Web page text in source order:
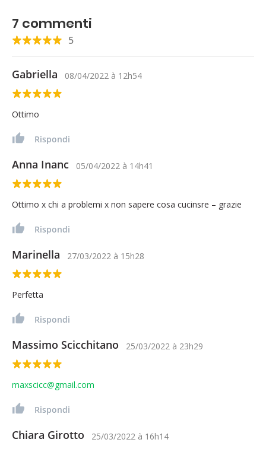
7 commenti
5
Gabriella 08/04/2022 à 12h54
Ottimo
Rispondi
Anna Inanc 05/04/2022 à 14h41
Ottimo x chi a problemi x non sapere cosa cucinsre – grazie
Rispondi
Marinella 27/03/2022 à 15h28
Perfetta
Rispondi
Massimo Scicchitano 25/03/2022 à 23h29
maxscicc@gmail.com
Rispondi
Chiara Girotto 25/03/2022 à 16h14